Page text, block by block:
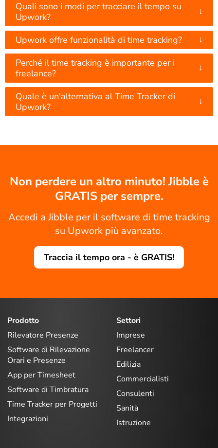
Quali sono i modi per tracciare il tempo su
Upwork?
↓
Upwork offre funzionalità di time tracking? ↓
Perché il time tracking è importante per i
freelance?
↓
Quale è un'alternativa al Time Tracker di
Upwork?
↓
Non perdere un altro minuto! Jibble è
GRATIS per sempre.
Accedi a Jibble per il software di time tracking
su Upwork più avanzato.
Traccia il tempo ora - è GRATIS!
Prodotto
Rilevatore Presenze
Software di Rilevazione
Orari e Presenze
App per Timesheet
Software di Timbratura
Time Tracker per Progetti
Integrazioni
Settori
Imprese
Freelancer
Edilizia
Commercialisti
Consulenti
Sanità
Istruzione